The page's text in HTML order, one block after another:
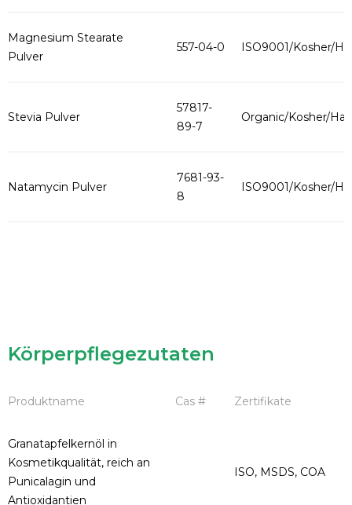
Magnesium Stearate
Pulver
557-04-0 ISO9001/Kosher/
Stevia Pulver
57817-
89-7
Organic/Kosher/
Natamycin Pulver
7681-93-
8
ISO9001/Kosher/
Körperpflegezutaten
Produktname Cas # Zertifikate
Granatapfelkernöl in
Kosmetikqualität, reich an
Punicalagin und
Antioxidantien
ISO, MSDS, COA